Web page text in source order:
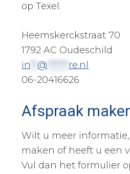
op Texel.
Heemskerckstraat 70
1792 AC Oudeschild
in
@
re.nl
06-20416626
Afspraak
Wilt u meer
maken of heeft u een
Vul dan het formulier